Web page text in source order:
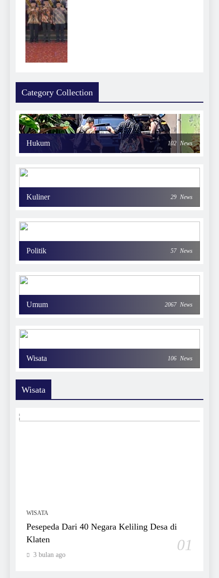
Category Collection
Hukum 102 News
Kuliner 29 News
Politik 57 News
Umum 2067 News
Wisata 106 News
Wisata
WISATA
Pesepeda Dari 40 Negara Keliling Desa di
Klaten
01
3 bulan ago